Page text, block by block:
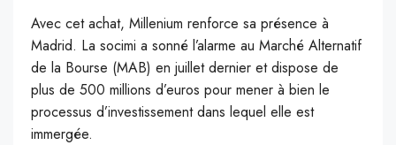
Avec cet achat, Millenium renforce sa présence à
Madrid. La socimi a sonné l’alarme au Marché Alternatif
de la Bourse (MAB) en juillet dernier et dispose de
plus de 500 millions d’euros pour mener à bien le
processus d’investissement dans lequel elle est
immergée.